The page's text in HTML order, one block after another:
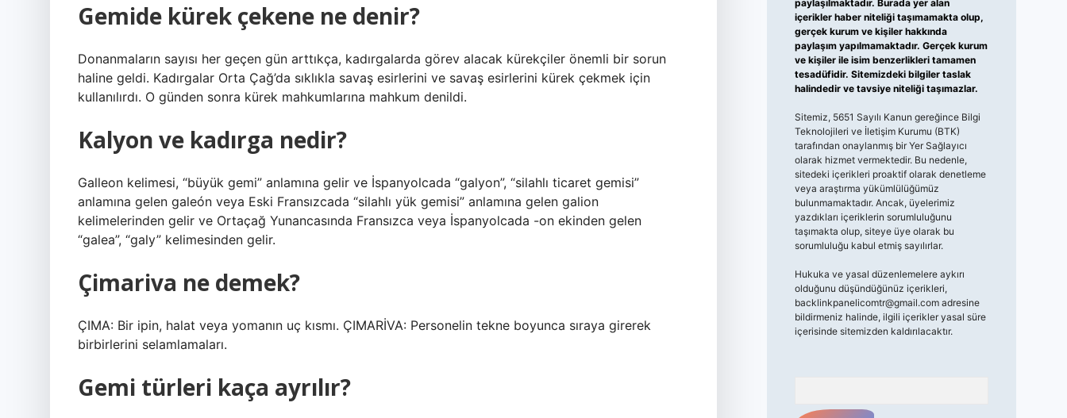
Gemide kürek çekene ne denir?
Donanmaların sayısı her geçen gün arttıkça, kadırgalarda görev alacak kürekçiler önemli bir sorun
haline geldi. Kadırgalar Orta Çağ’da sıklıkla savaş esirlerini ve savaş esirlerini kürek çekmek için
kullanılırdı. O günden sonra kürek mahkumlarına mahkum denildi.
Kalyon ve kadırga nedir?
Galleon kelimesi, “büyük gemi” anlamına gelir ve İspanyolcada “galyon”, “silahlı ticaret gemisi”
anlamına gelen galeón veya Eski Fransızcada “silahlı yük gemisi” anlamına gelen galion
kelimelerinden gelir ve Ortaçağ Yunancasında Fransızca veya İspanyolcada -on ekinden gelen
“galea”, “galy” kelimesinden gelir.
Çimariva ne demek?
ÇIMA: Bir ipin, halat veya yomanın uç kısmı. ÇIMARİVA: Personelin tekne boyunca sıraya girerek
birbirlerini selamlamaları.
Gemi türleri kaça ayrılır?
paylaşılmaktadır. Burada yer alan
içerikler haber niteliği taşımamakta olup,
gerçek kurum ve kişiler hakkında
paylaşım yapılmamaktadır. Gerçek kurum
ve kişiler ile isim benzerlikleri tamamen
tesadüfidir. Sitemizdeki bilgiler taslak
halindedir ve tavsiye niteliği taşımazlar.
Sitemiz, 5651 Sayılı Kanun gereğince Bilgi
Teknolojileri ve İletişim Kurumu (BTK)
tarafından onaylanmış bir Yer Sağlayıcı
olarak hizmet vermektedir. Bu nedenle,
sitedeki içerikleri proaktif olarak denetleme
veya araştırma yükümlülüğümüz
bulunmamaktadır. Ancak, üyelerimiz
yazdıkları içeriklerin sorumluluğunu
taşımakta olup, siteye üye olarak bu
sorumluluğu kabul etmiş sayılırlar.
Hukuka ve yasal düzenlemelere aykırı
olduğunu düşündüğünüz içerikleri,
backlinkpanelicomtr@gmail.comadresine
bildirmeniz halinde, ilgili içerikler yasal süre
içerisinde sitemizden kaldırılacaktır.